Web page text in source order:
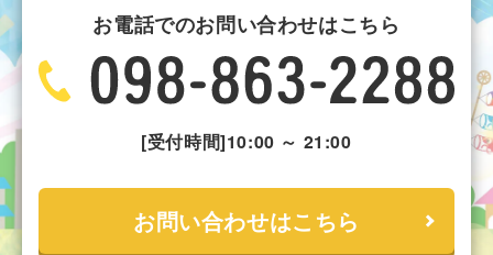
お電話でのお問い合わせはこちら
[受付時間]10:00 ～ 21:00
お問い合わせはこちら